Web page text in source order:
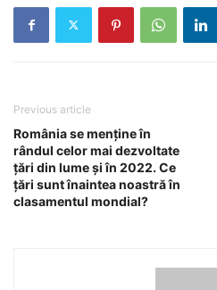
Previous article
România se menține în
rândul celor mai dezvoltate
țări din lume și în 2022. Ce
țări sunt înaintea noastră în
clasamentul mondial?